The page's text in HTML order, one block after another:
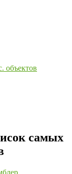
объектов
самых